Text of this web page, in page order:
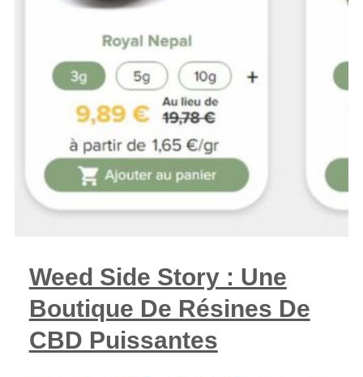
Weed Side Story : Une
Boutique De Résines De
CBD Puissantes